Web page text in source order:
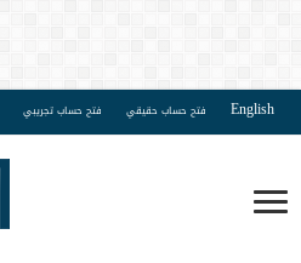
English فتح حساب حقيقي فتح حساب تجريبي